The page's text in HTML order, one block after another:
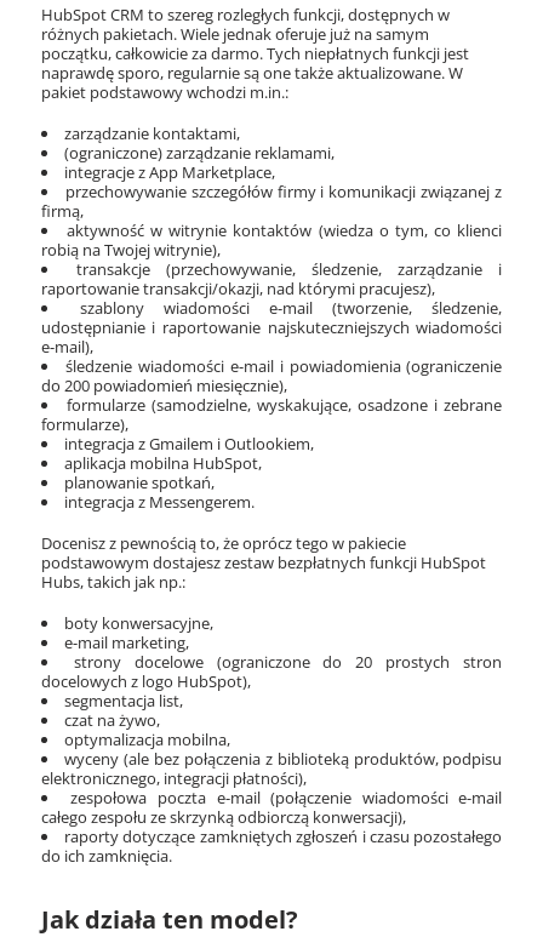
HubSpot CRM to szereg rozległych funkcji, dostępnych w
różnych pakietach. Wiele jednak oferuje już na samym
początku, całkowicie za darmo. Tych niepłatnych funkcji jest
naprawdę sporo, regularnie są one także aktualizowane. W
pakiet podstawowy wchodzi m.in.:
zarządzanie kontaktami,
(ograniczone) zarządzanie reklamami,
integracje z App Marketplace,
przechowywanie szczegółów firmy i komunikacji związanej z
firmą,
aktywność w witrynie kontaktów (wiedza o tym, co klienci
robią na Twojej witrynie),
transakcje (przechowywanie, śledzenie, zarządzanie i
raportowanie transakcji/okazji, nad którymi pracujesz),
szablony wiadomości e-mail (tworzenie, śledzenie,
udostępnianie i raportowanie najskuteczniejszych wiadomości
e-mail),
śledzenie wiadomości e-mail i powiadomienia (ograniczenie
do 200 powiadomień miesięcznie),
formularze (samodzielne, wyskakujące, osadzone i zebrane
formularze),
integracja z Gmailem i Outlookiem,
aplikacja mobilna HubSpot,
planowanie spotkań,
integracja z Messengerem.
Docenisz z pewnością to, że oprócz tego w pakiecie
podstawowym dostajesz zestaw bezpłatnych funkcji HubSpot
Hubs, takich jak np.:
boty konwersacyjne,
e-mail marketing,
strony docelowe (ograniczone do 20 prostych stron
docelowych z logo HubSpot),
segmentacja list,
czat na żywo,
optymalizacja mobilna,
wyceny (ale bez połączenia z biblioteką produktów, podpisu
elektronicznego, integracji płatności),
zespołowa poczta e-mail (połączenie wiadomości e-mail
całego zespołu ze skrzynką odbiorczą konwersacji),
raporty dotyczące zamkniętych zgłoszeń i czasu pozostałego
do ich zamknięcia.
Jak działa ten model?